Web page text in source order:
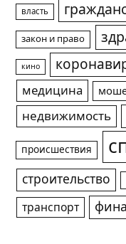
власть
закон и право
кино
медицина
недвижимость
происшествия
строительство
транспорт